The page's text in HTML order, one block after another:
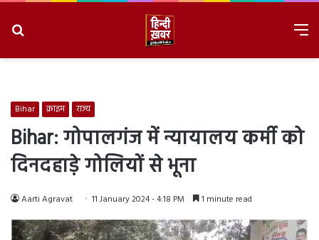
Bihar क्राइम राज्य
Bihar: गोपालगंज में न्यायालय कर्मी को
दिनदहाड़े गोलियों से भूना
Aarti Agravat 11 January 2024 - 4:18 PM 1 minute read